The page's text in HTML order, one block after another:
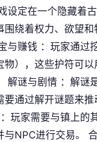
设定在一个隐藏着
围绕着权力、欲望
与赚钱 ：玩家通过
物），这些护符可
解谜与剧情 ：解谜
要通过解开谜题来
玩家需要与镇上的
与NPC进行交易。